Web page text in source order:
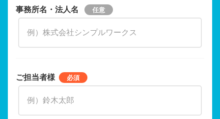
事務所名・法人名
ご担当者様